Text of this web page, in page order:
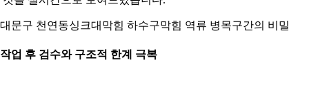
문구 천연동싱크대막힘 하수구막힘 역류 병목구간의 비밀
업 후 검수와 구조적 한계 극복